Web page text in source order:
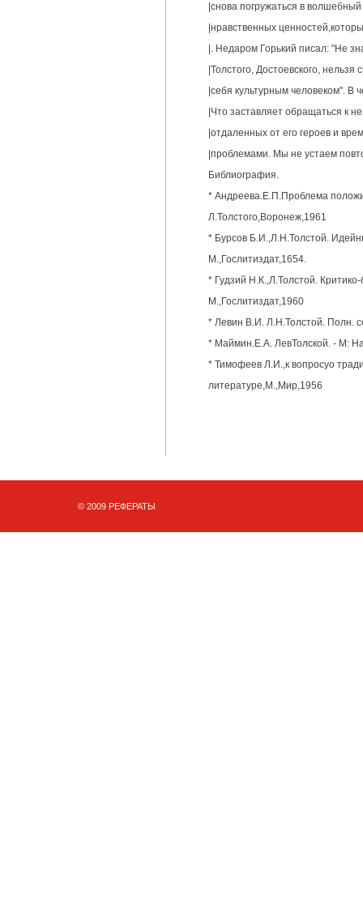
|снова погружаться в
|нравственных
|. Недаром Горький писал: "Не
|Толстого, Достоевского,
|себя культурным человеком". В
|Что заставляет обращаться к
|отдаленных от его героев и
|проблемами. Мы не устаем
Библиография.
* Андреева.Е.П.Проблема
Л.Толстого,Воронеж,1961
* Бурсов Б.И.,Л.Н.Толстой.
М.,Гослитиздат,1654.
* Гудзий Н.К.,Л.Толстой.
М.,Гослитиздат,1960
* Левин В.И. Л.Н.Толстой. Полн.
* Маймин.Е.А. ЛевТолской. - М:
* Тимофеев Л.И.,к вопросуо
литературе,М.,Мир,1956
© 2009 РЕФЕРАТЫ